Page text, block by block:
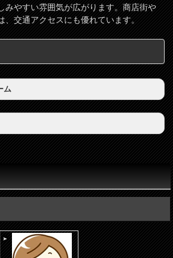
みやすい雰囲気が広がります。商店街や
、交通アクセスにも優れています。
ム
）
5番地3号